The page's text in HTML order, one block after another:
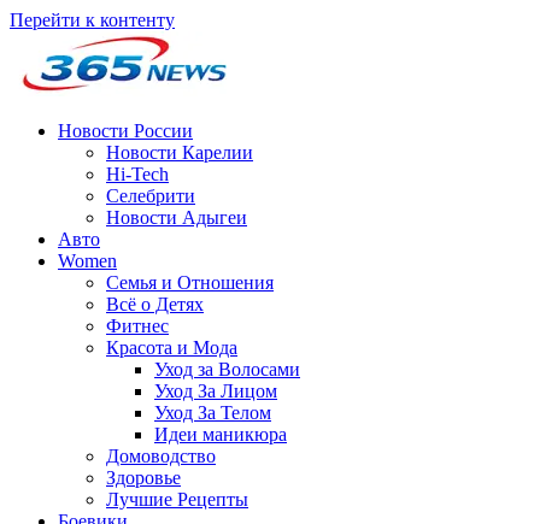
Перейти к контенту
Новости России
Новости Карелии
Hi-Tech
Селебрити
Новости Адыгеи
Авто
Women
Семья и Отношения
Всё о Детях
Фитнес
Красота и Мода
Уход за Волосами
Уход За Лицом
Уход За Телом
Идеи маникюра
Домоводство
Здоровье
Лучшие Рецепты